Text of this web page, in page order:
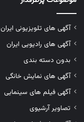
آگهی های تلویزیونی ایران
آگهی های رادیویی ایران
بدون دسته بندی
آگهی های نمایش خانگی
آگهی فیلم های سینمایی
تصاویر آرشیوی